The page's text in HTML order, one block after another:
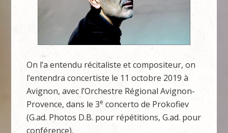
On l’a entendu récitaliste et compositeur, on
l’entendra concertiste le 11 octobre 2019 à
Avignon, avec l’Orchestre Régional Avignon-
Provence, dans le 3econcerto de Prokofiev
(G.ad. Photos D.B. pour répétitions, G.ad. pour
conférence).